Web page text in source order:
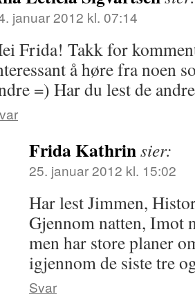
januar 2012 kl. 07:14
Frida! Takk for
å høre fra noen
=) Har du lest de
Frida Kathrinsier:
25. januar 2012 kl. 15:02
Har lest Jimmen,
Gjennom natten, Imot
men har store planer
igjennom de siste tre
Svar